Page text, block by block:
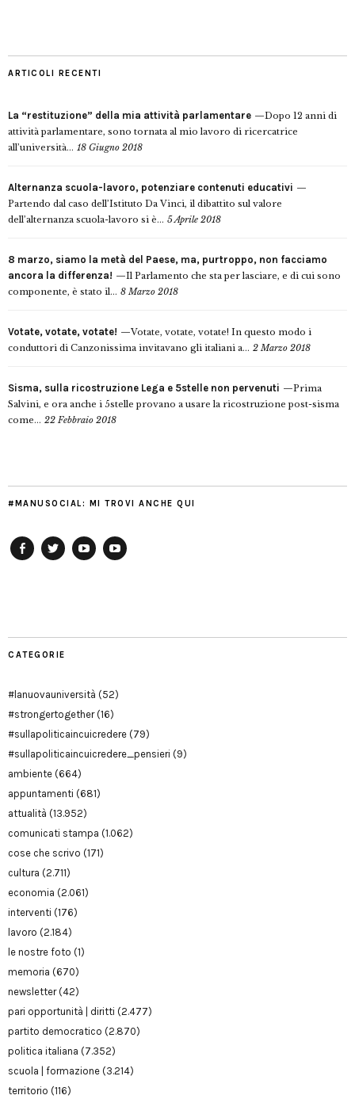
ARTICOLI RECENTI
La “restituzione” della mia attività parlamentare
Dopo 12 anni di
attività parlamentare, sono tornata al mio lavoro di ricercatrice
all’università... 18 Giugno 2018
Alternanza scuola-lavoro, potenziare contenuti educativi
Partendo dal caso dell’Istituto Da Vinci, il dibattito sul valore
dell’alternanza scuola-lavoro si è... 5 Aprile 2018
8 marzo, siamo la metà del Paese, ma, purtroppo, non facciamo
ancora la differenza!
Il Parlamento che sta per lasciare, e di cui sono
componente, è stato il... 8 Marzo 2018
Votate, votate, votate!
Votate, votate, votate! In questo modo i
conduttori di Canzonissima invitavano gli italiani a... 2 Marzo 2018
Sisma, sulla ricostruzione Lega e 5stelle non pervenuti
Prima
Salvini, e ora anche i 5stelle provano a usare la ricostruzione post-sisma
come... 22 Febbraio 2018
#MANUSOCIAL: MI TROVI ANCHE QUI
CATEGORIE
#lanuovauniversità (52)
#strongertogether(16)
#sullapoliticaincuicredere (79)
#sullapoliticaincuicredere_pensieri (9)
ambiente (664)
appuntamenti (681)
attualità (13.952)
comunicati stampa (1.062)
cose che scrivo (171)
cultura (2.711)
economia (2.061)
interventi (176)
lavoro (2.184)
le nostre foto (1)
memoria (670)
newsletter(42)
pari opportunità | diritti (2.477)
partito democratico (2.870)
politica italiana (7.352)
scuola | formazione (3.214)
territorio (116)